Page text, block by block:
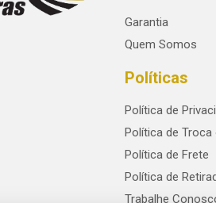
Garantia
Quem Somos
Políticas
Política de
Política de Troca
Política de Frete
Política de
Trabalhe